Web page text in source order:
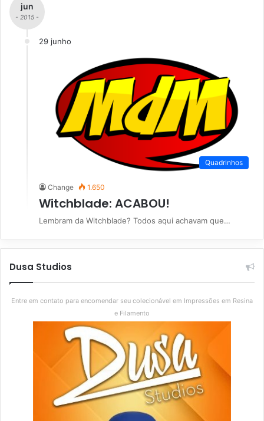
jun
- 2015 -
29 junho
Quadrinhos
Change 1.650
Witchblade: ACABOU!
Lembram da Witchblade? Todos aqui achavam que…
Dusa Studios
Entre em contato para encomendar seu colecionável em Impressões em Resina
e Filamento